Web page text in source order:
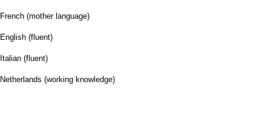
French (mother language)
English (fluent)
Italian (fluent)
Netherlands (working knowledge)